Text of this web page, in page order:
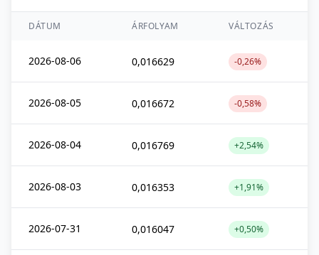
DÁTUM ÁRFOLYAM VÁLTOZÁS
2026-08-06 0,016629 -0,26%
2026-08-05 0,016672 -0,58%
2026-08-04 0,016769 +2,54%
2026-08-03 0,016353 +1,91%
2026-07-31 0,016047 +0,50%